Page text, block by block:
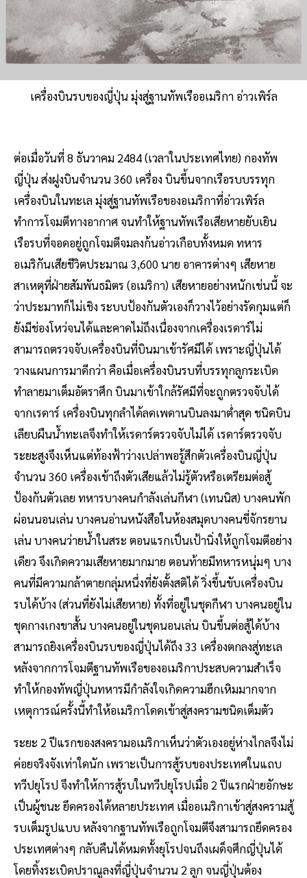
เครื่องบินรบของญี่ปุ่น มุ่งสู่ฐานทัพเรืออเมริกา อ่าวเพิร์ล
ต่อเมื่อวันที่ 8 ธันวาคม 2484 (เวลาในประเทศไทย) กองทัพ
ญี่ปุ่น ส่งฝูงบินจำนวน 360 เครื่อง บินขึ้นจากเรือรบบรรทุก
เครื่องบินในทะเล มุ่งสู่ฐานทัพเรือของอเมริกาที่อ่าวเพิร์ล
ทำการโจมตีทางอากาศ จนทำให้ฐานทัพเรือเสียหายยับเยิน
เรือรบที่จอดอยู่ถูกโจมตีจมลงก้นอ่าวเกือบทั้งหมด ทหาร
อเมริกันเสียชีวิตประมาณ 3,600 นาย อาคารต่างๆ เสียหาย
สาเหตุที่ฝ่ายสัมพันธมิตร (อเมริกา) เสียหายอย่างหนักเช่นนี้ จะ
ว่าประมาทก็ไม่เชิง ระบบป้องกันตัวเองก็วางไว้อย่างรัดกุมแต่ก็
ยังมีช่องโหว่จนได้และคาดไม่ถึงเนื่องจากเครื่องเรดาร์ไม่
สามารถตรวจจับเครื่องบินที่บินมาเข้ารัศมีได้ เพราะญี่ปุ่นได้
วางแผนการมาดีกว่า คือเมื่อเครื่องบินรบที่บรรทุกลูกระเบิด
ทำลายมาเต็มอัตราศึก บินมาเข้าใกล้รัศมีที่จะถูกตรวจจับได้
จากเรดาร์ เครื่องบินทุกลำได้ลดเพดานบินลงมาต่ำสุด ชนิดบิน
เลียบผืนน้ำทะเลจึงทำให้เรดาร์ตรวจจับไม่ได้ เรดาร์ตรวจจับ
ระยะสูงจึงเห็นแต่ท้องฟ้าว่างเปล่าพอรู้สึกตัวเครื่องบินญี่ปุ่น
จำนวน 360 เครื่องเข้าถึงตัวเสียแล้วไม่รู้ตัวหรือเตรียมต่อสู้
ป้องกันตัวเลย ทหารบางคนกำลังเล่นกีฬา (เทนนิส) บางคนพัก
ผ่อนนอนเล่น บางคนอ่านหนังสือในห้องสมุดบางคนขี่จักรยาน
เล่น บางคนว่ายน้ำในสระ ตอนแรกเป็นเป้านิ่งให้ถูกโจมตีอย่าง
เดียว จึงเกิดความเสียหายมากมาย ตอนท้ายมีทหารหนุ่มๆ บาง
คนที่มีความกล้าตายกลุ่มหนึ่งที่ยังตั้งสติได้ วิ่งขึ้นขับเครื่องบิน
รบได้บ้าง (ส่วนที่ยังไม่เสียหาย) ทั้งที่อยู่ในชุดกีฬา บางคนอยู่ใน
ชุดกางเกงขาสั้น บางคนอยู่ในชุดนอนเล่น บินขึ้นต่อสู้ได้บ้าง
สามารถยิงเครื่องบินรบของญี่ปุ่นได้ถึง 33 เครื่องตกลงสู่ทะเล
หลังจากการโจมตีฐานทัพเรือของอเมริกาประสบความสำเร็จ
ทำให้กองทัพญี่ปุ่นทหารมีกำลังใจเกิดความฮึกเหิมมากจาก
เหตุการณ์ครั้งนี้ทำให้อเมริกาโดดเข้าสู่สงครามชนิดเต็มตัว
ระยะ 2 ปีแรกของสงครามอเมริกาเห็นว่าตัวเองอยู่ห่างไกลจึงไม่
ค่อยจริงจังเท่าใดนัก เพราะเป็นการสู้รบของประเทศในแถบ
ทวีปยุโรป จึงทำให้การสู้รบในทวีปยุโรปเมื่อ 2 ปีแรกฝ่ายอักษะ
เป็นผู้ชนะ ยึดครองได้หลายประเทศ เมื่ออเมริกาเข้าสู่สงครามสู้
รบเต็มรูปแบบ หลังจากฐานทัพเรือถูกโจมตีจึงสามารถยึดครอง
ประเทศต่างๆ กลับคืนได้หมดทั้งยุโรปจนถึงเผด็จศึกญี่ปุ่นได้
โดยทิ้งระเบิดปราณูลงที่ญี่ปุ่นจำนวน 2 ลูก จนญี่ปุ่นต้อง